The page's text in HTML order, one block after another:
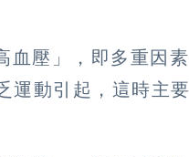
血壓」，即多重因素
運動引起，這時主要